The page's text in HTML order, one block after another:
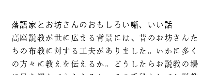
落語家とお坊さんのおもしろい噺、いい話
高座説教が世に広まる背景には、昔のお坊さんた
ちの布教に対する工夫がありました。いかに多く
の方々に教えを伝えるか。どうしたらお説教の場